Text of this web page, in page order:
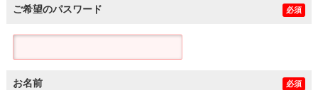
ご希望のパスワード 必須
お名前 必須